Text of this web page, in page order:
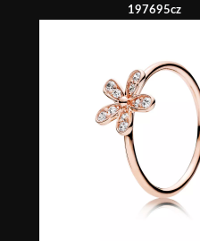
197695cz